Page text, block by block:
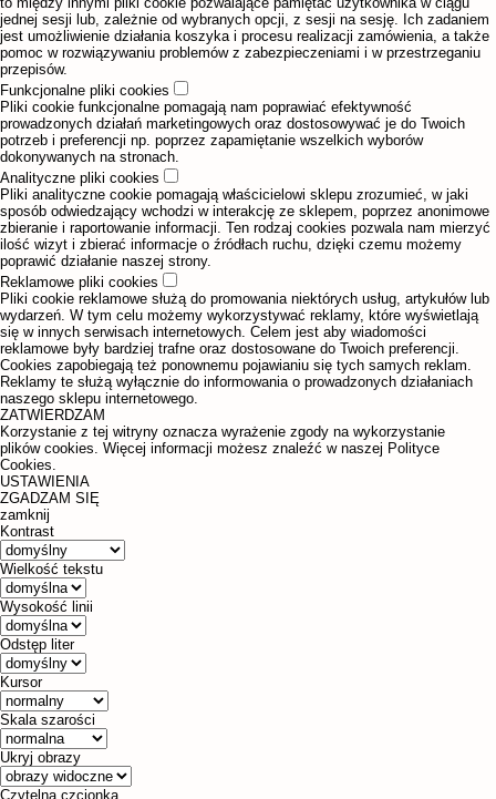
jednej sesji lub, zależnie od wybranych opcji, z sesji na sesję. Ich zadaniem
jest umożliwienie działania koszyka i procesu realizacji zamówienia, a także
pomoc w rozwiązywaniu problemów z zabezpieczeniami i w przestrzeganiu
przepisów.
Funkcjonalne pliki cookies
Pliki cookie funkcjonalne pomagają nam poprawiać efektywność
prowadzonych działań marketingowych oraz dostosowywać je do Twoich
potrzeb i preferencji np. poprzez zapamiętanie wszelkich wyborów
dokonywanych na stronach.
Analityczne pliki cookies
Pliki analityczne cookie pomagają właścicielowi sklepu zrozumieć, w jaki
sposób odwiedzający wchodzi w interakcję ze sklepem, poprzez anonimowe
zbieranie i raportowanie informacji. Ten rodzaj cookies pozwala nam mierzyć
ilość wizyt i zbierać informacje o źródłach ruchu, dzięki czemu możemy
poprawić działanie naszej strony.
Reklamowe pliki cookies
Pliki cookie reklamowe służą do promowania niektórych usług, artykułów lub
wydarzeń. W tym celu możemy wykorzystywać reklamy, które wyświetlają
się w innych serwisach internetowych. Celem jest aby wiadomości
reklamowe były bardziej trafne oraz dostosowane do Twoich preferencji.
Cookies zapobiegają też ponownemu pojawianiu się tych samych reklam.
Reklamy te służą wyłącznie do informowania o prowadzonych działaniach
naszego sklepu internetowego.
ZATWIERDZAM
Korzystanie z tej witryny oznacza wyrażenie zgody na wykorzystanie
plików cookies. Więcej informacji możesz znaleźć w naszej Polityce
Cookies.
USTAWIENIA
ZGADZAM SIĘ
zamknij
Kontrast
Wielkość tekstu
Wysokość linii
Odstęp liter
Kursor
Skala szarości
Ukryj obrazy
Czytelna czcionka